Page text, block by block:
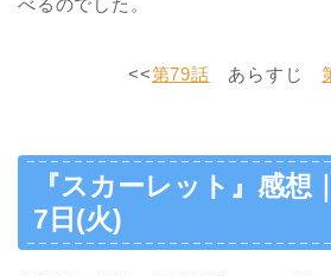
べるのでした。
<<第79話 あらすじ
『スカーレット』感
7日(火)